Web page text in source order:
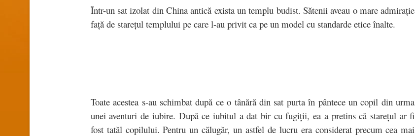
Într-un sat izolat din China antică exista un templu budist. Sătenii aveau o mare admiraţie
faţă de stareţul templului pe care l-au privit ca pe un model cu standarde etice înalte.
Toate acestea s-au schimbat după ce o tânără din sat purta în pântece un copil din urma
unei aventuri de iubire. După ce iubitul a dat bir cu fugiţii, ea a pretins că stareţul ar fi
fost tatăl copilului. Pentru un călugăr, un astfel de lucru era considerat precum cea mai